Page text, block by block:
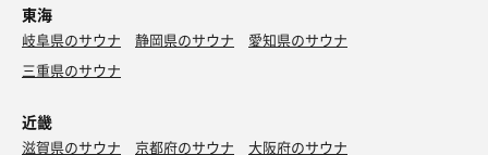
東海
岐阜県のサウナ 静岡県のサウナ
愛知県のサウナ
三重県のサウナ
近畿
滋賀県のサウナ 京都府のサウナ
大阪府のサウナ